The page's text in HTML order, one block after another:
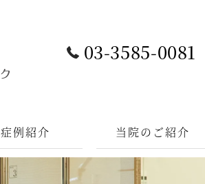
03-3585-0081
症例紹介 当院のご紹介